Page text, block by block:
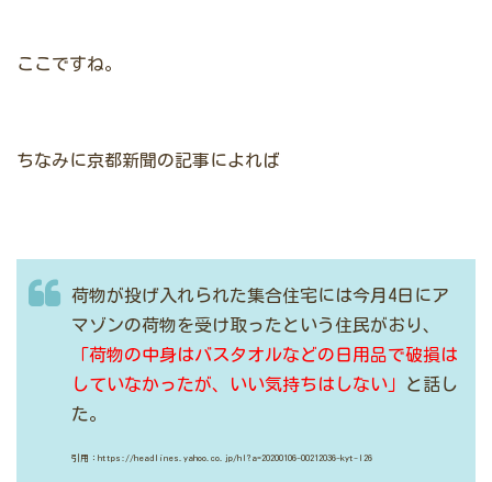
ここですね。
ちなみに京都新聞の記事によれば
荷物が投げ入れられた集合住宅には今月4日にア
マゾンの荷物を受け取ったという住民がおり、
「荷物の中身はバスタオルなどの日用品で破損は
していなかったが、いい気持ちはしない」
と話し
た。
引用：https://headlines.yahoo.co.jp/hl?a=20200106-00212036-kyt-l26